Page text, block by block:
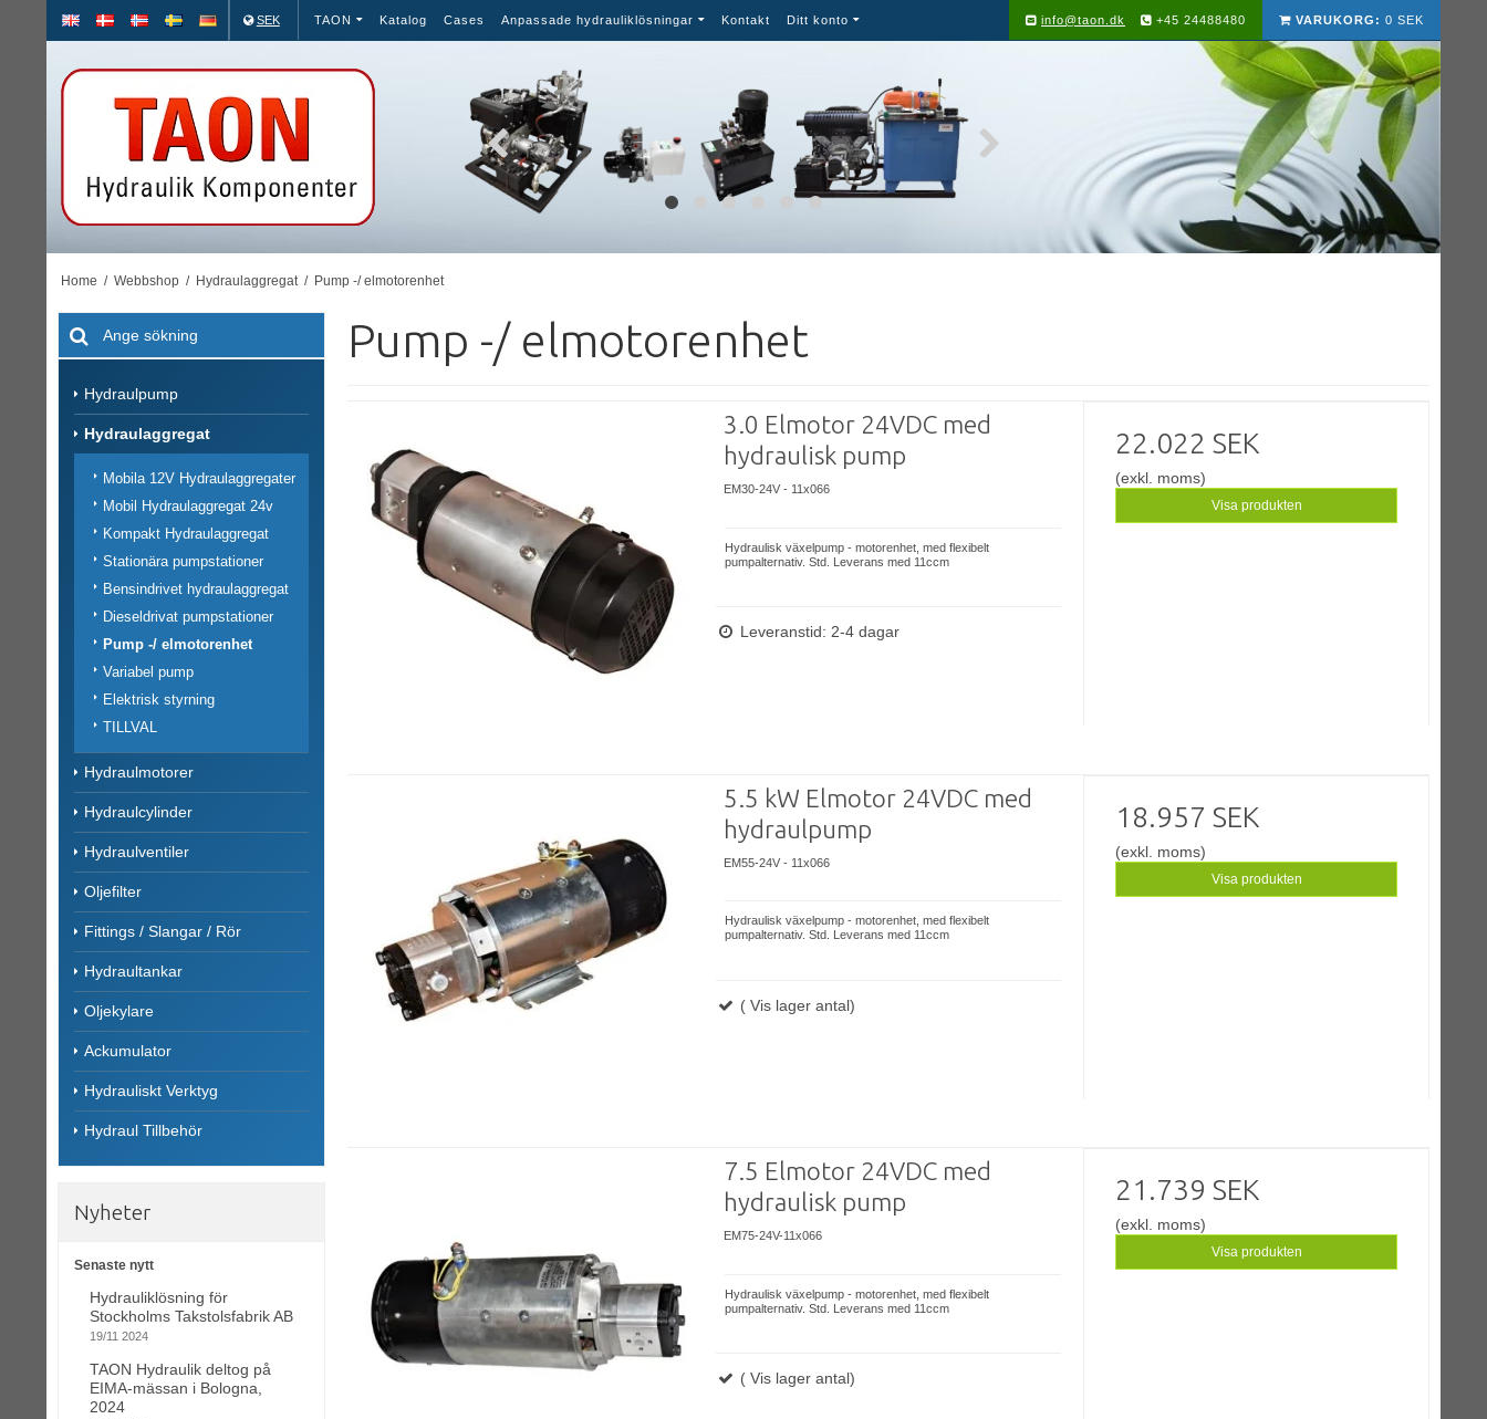
SEK TAON Katalog Cases Anpassade hydrauliklösningar Kontakt Ditt konto VARUKORG: 0 SEK
info@taon.dk +45 24488480
Home / Webbshop / Hydraulaggregat / Pump -/ elmotorenhet
Hydraulpump
Hydraulaggregat
Mobila 12V Hydraulaggregater
Mobil Hydraulaggregat 24v
Kompakt Hydraulaggregat
Stationära pumpstationer
Bensindrivet hydraulaggregat
Dieseldrivat pumpstationer
Pump -/ elmotorenhet
Variabel pump
Elektrisk styrning
TILLVAL
Hydraulmotorer
Hydraulcylinder
Hydraulventiler
Oljefilter
Fittings / Slangar / Rör
Hydraultankar
Oljekylare
Ackumulator
Hydrauliskt Verktyg
Hydraul Tillbehör
Nyheter
Senaste nytt
Hydrauliklösning för
Stockholms Takstolsfabrik AB
19/11 2024
TAON Hydraulik deltog på
EIMA-mässan i Bologna,
2024
Pump -/ elmotorenhet
3.0 Elmotor 24VDC med
hydraulisk pump
EM30-24V - 11x066
Hydraulisk växelpump - motorenhet, med flexibelt
pumpalternativ. Std. Leverans med 11ccm
Leveranstid: 2-4 dagar
22.022 SEK
(exkl. moms)
Visa produkten
5.5 kW Elmotor 24VDC med
hydraulpump
EM55-24V - 11x066
Hydraulisk växelpump - motorenhet, med flexibelt
pumpalternativ. Std. Leverans med 11ccm
( Vis lager antal)
18.957 SEK
(exkl. moms)
Visa produkten
7.5 Elmotor 24VDC med
hydraulisk pump
EM75-24V-11x066
Hydraulisk växelpump - motorenhet, med flexibelt
pumpalternativ. Std. Leverans med 11ccm
( Vis lager antal)
21.739 SEK
(exkl. moms)
Visa produkten